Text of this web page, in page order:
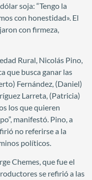
soja: “Tengo la
con honestidad». El
con firmeza,
Rural, Nicolás Pino,
que busca ganar las
Fernández, (Daniel)
Larreta, (Patricia)
los que quieren
manifestó. Pino, a
no referirse a la
políticos.
Chemes, que fue el
se refirió a las